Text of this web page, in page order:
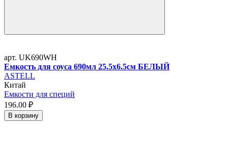
арт. UK690WH
Емкость для соуса 690мл 25.5х6.5см БЕЛЫЙ
ASTELL
Китай
Емкости для специй
196.00 ₽
В корзину